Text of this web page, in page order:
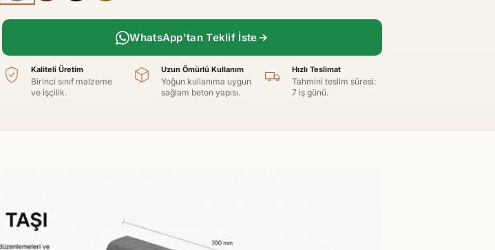
WhatsApp'tan Teklif İste
Kaliteli Üretim
Birinci sınıf malzeme
ve işçilik.
Uzun Ömürlü Kullanım
Yoğun kullanıma uygun
sağlam beton yapısı.
Hızlı Teslimat
Tahmini teslim süresi:
7 iş günü.